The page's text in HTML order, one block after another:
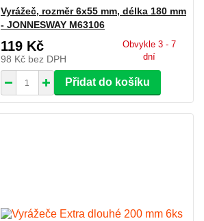
Vyrážeč, rozměr 6x55 mm, délka 180 mm
- JONNESWAY M63106
119 Kč
98 Kč bez DPH
Obvykle 3 - 7
dní
Přidat do košíku